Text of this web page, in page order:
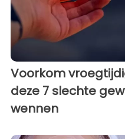
Voorkom
deze 7 slechte
wennen